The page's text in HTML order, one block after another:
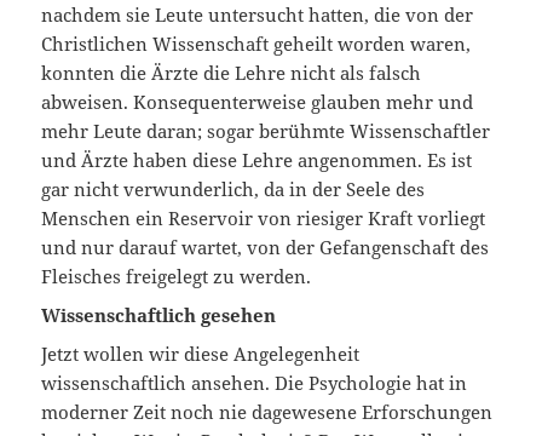
nachdem sie Leute untersucht hatten, die von der
Christlichen Wissenschaft geheilt worden waren,
konnten die Ärzte die Lehre nicht als falsch
abweisen. Konsequenterweise glauben mehr und
mehr Leute daran; sogar berühmte Wissenschaftler
und Ärzte haben diese Lehre angenommen. Es ist
gar nicht verwunderlich, da in der Seele des
Menschen ein Reservoir von riesiger Kraft vorliegt
und nur darauf wartet, von der Gefangenschaft des
Fleisches freigelegt zu werden.
Wissenschaftlich gesehen
Jetzt wollen wir diese Angelegenheit
wissenschaftlich ansehen. Die Psychologie hat in
moderner Zeit noch nie dagewesene Erfor­schungen